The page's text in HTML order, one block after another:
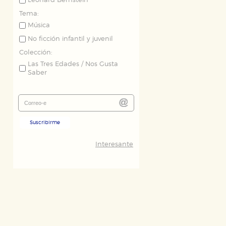
Tema:
Música
No ficción infantil y juvenil
Colección:
Las Tres Edades / Nos Gusta
Saber
Suscribirme
Interesante
RECHAZAR TODO
nuestro sistema. Es posible
de funcionar correctamente.
es agregada y, por lo